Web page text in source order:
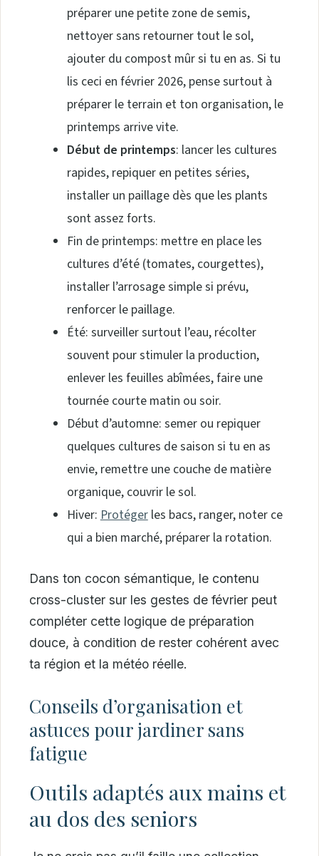
préparer une petite zone de semis,
nettoyer sans retourner tout le sol,
ajouter du compost mûr si tu en as. Si tu
lis ceci en février 2026, pense surtout à
préparer le terrain et ton organisation, le
printemps arrive vite.
Début de printemps: lancer les cultures
rapides, repiquer en petites séries,
installer un paillage dès que les plants
sont assez forts.
Fin de printemps: mettre en place les
cultures d’été (tomates, courgettes),
installer l’arrosage simple si prévu,
renforcer le paillage.
Été: surveiller surtout l’eau, récolter
souvent pour stimuler la production,
enlever les feuilles abîmées, faire une
tournée courte matin ou soir.
Début d’automne: semer ou repiquer
quelques cultures de saison si tu en as
envie, remettre une couche de matière
organique, couvrir le sol.
Hiver: Protégerles bacs, ranger, noter ce
qui a bien marché, préparer la rotation.
Dans ton cocon sémantique, le contenu
cross-cluster sur les gestes de février peut
compléter cette logique de préparation
douce, à condition de rester cohérent avec
ta région et la météo réelle.
Conseils d’organisation et
astuces pour jardiner sans
fatigue
Outils adaptés aux mains et
au dos des seniors